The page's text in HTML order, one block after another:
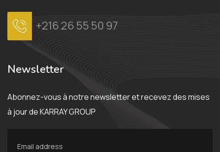
+216 26 55 50 97
Newsletter
Abonnez-vous à notre newsletter et recevez des mises
à jour de KARRAY GROUP